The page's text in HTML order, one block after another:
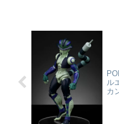
ォ_マイクロファイバー リーフ
ル
カ